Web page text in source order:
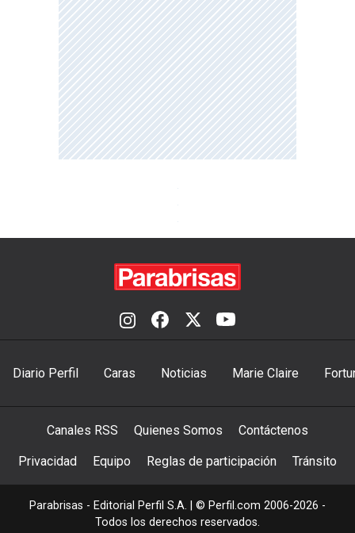
Diario Perfil Caras Noticias Marie Claire
Canales RSS Quienes Somos Contáctenos
Privacidad Equipo Reglas de participación Tránsito
Parabrisas - Editorial Perfil S.A. | © Perfil.com 2006-2026 -
Todos los derechos reservados.